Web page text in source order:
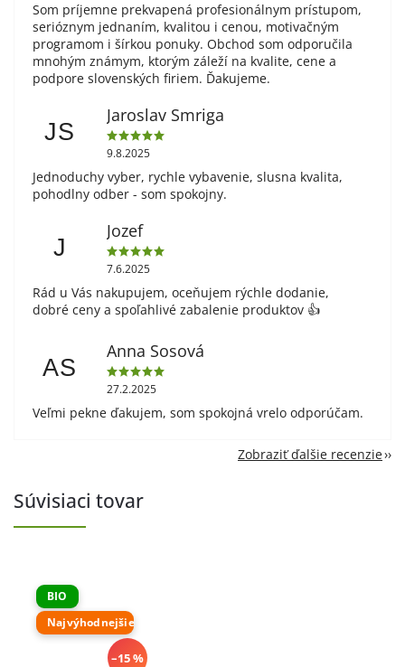
Som príjemne prekvapená profesionálnym prístupom,
serióznym jednaním, kvalitou i cenou, motivačným
programom i šírkou ponuky. Obchod som odporučila
mnohým známym, ktorým záleží na kvalite, cene a
podpore slovenských firiem. Ďakujeme.
JS
Jaroslav Smriga
9.8.2025
Jednoduchy vyber, rychle vybavenie, slusna kvalita,
pohodlny odber - som spokojny.
J
Jozef
7.6.2025
Rád u Vás nakupujem, oceňujem rýchle dodanie,
dobré ceny a spoľahlivé zabalenie produktov 👍
AS
Anna Sosová
27.2.2025
Veľmi pekne ďakujem, som spokojná vrelo odporúčam.
Zobraziť ďalšie recenzie
Súvisiaci tovar
BIO
Najvýhodnejšie
–15 %